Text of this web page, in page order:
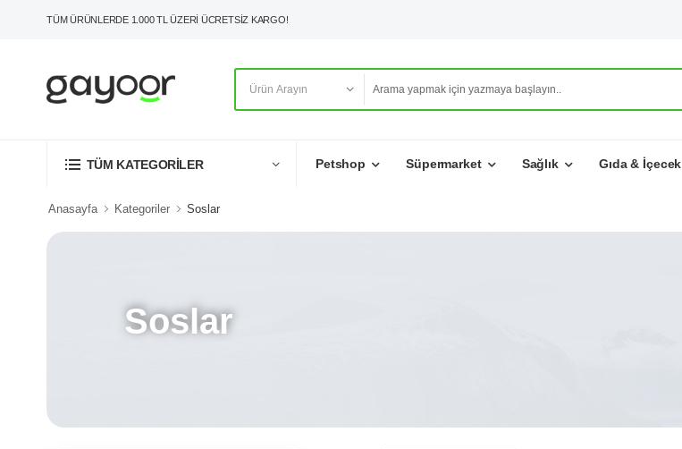
TÜM ÜRÜNLERDE 1.000 TL ÜZERİ ÜCRETSİZ KARGO!
TÜM KATEGORİLER Petshop Süpermarket Sağlık Gıda & İçecek
Anasayfa Kategoriler Soslar
Soslar